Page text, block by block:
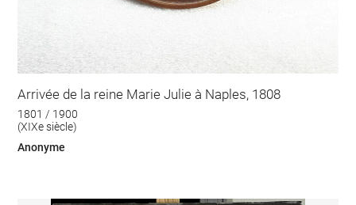
Arrivée de la reine Marie Julie à Naples, 1808
1801 / 1900
(XIXe siècle)
Anonyme